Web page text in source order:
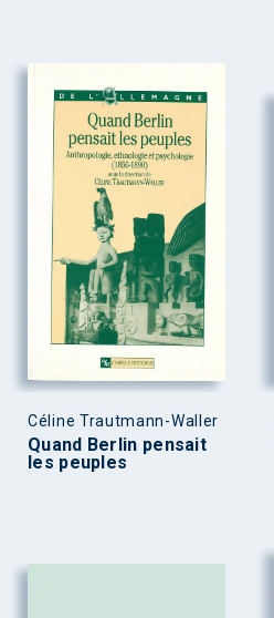
Céline Trautmann-Waller
Quand Berlin pensait
les peuples